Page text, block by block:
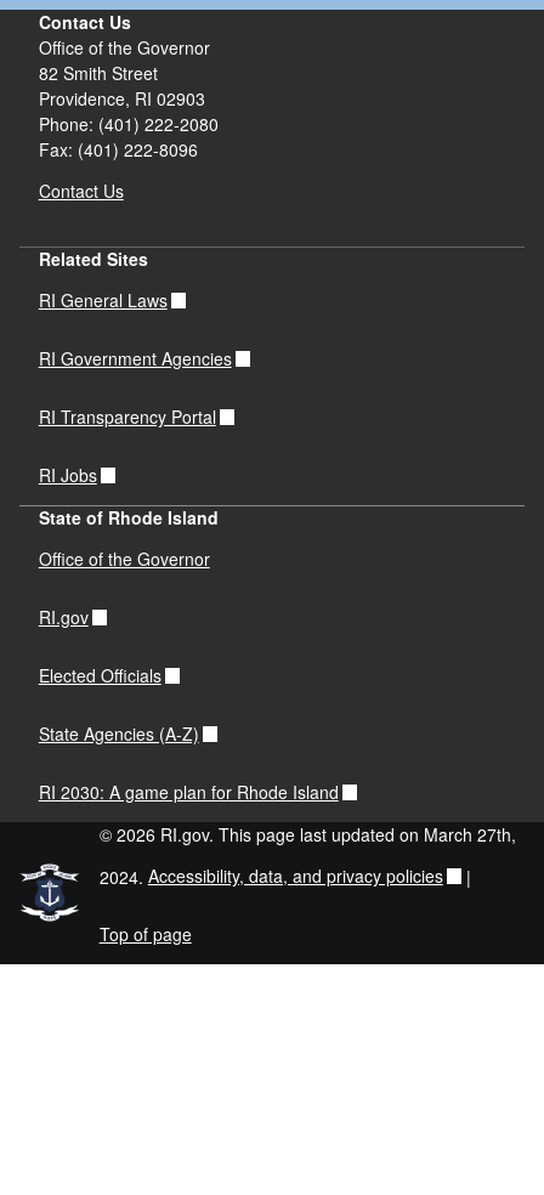
Contact Us
Office of the Governor
82 Smith Street
Providence, RI 02903
Phone: (401) 222-2080
Fax: (401) 222-8096
Contact Us
Related Sites
RI General Laws
RI Government Agencies
RI Transparency Portal
RI Jobs
State of Rhode Island
Office of the Governor
RI.gov
Elected Officials
State Agencies (A-Z)
RI 2030: A game plan for Rhode Island
© 2026 RI.gov. This page last updated on March 27th,
2024. Accessibility, data, and privacy policies |
Top of page